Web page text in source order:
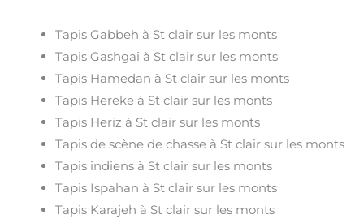
Tapis Gabbeh à St clair sur les monts
Tapis Gashgai à St clair sur les monts
Tapis Hamedan à St clair sur les monts
Tapis Hereke à St clair sur les monts
Tapis Heriz à St clair sur les monts
Tapis de scène de chasse à St clair sur les monts
Tapis indiens à St clair sur les monts
Tapis Ispahan à St clair sur les monts
Tapis Karajeh à St clair sur les monts